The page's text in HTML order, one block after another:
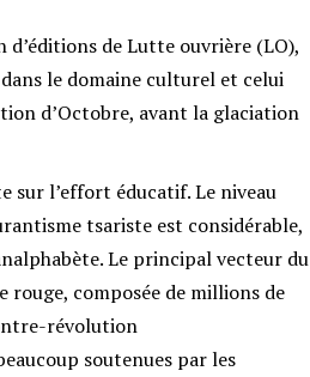
de Lutte ouvrière (LO),
le domaine culturel et celui
d’Octobre, avant la glaciation
sur l’effort éducatif. Le niveau
tsariste est considérable,
Le principal vecteur du
composée de millions de
révolution
soutenues par les